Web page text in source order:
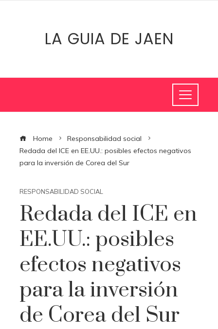
LA GUIA DE JAEN
Home
Responsabilidad social
Redada del ICE en EE.UU.: posibles efectos negativos
para la inversión de Corea del Sur
RESPONSABILIDAD SOCIAL
Redada del ICE en
EE.UU.: posibles
efectos negativos
para la inversión
de Corea del Sur